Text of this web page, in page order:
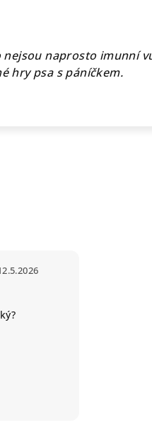
nejsou naprosto imunní
hry psa s páníčkem.